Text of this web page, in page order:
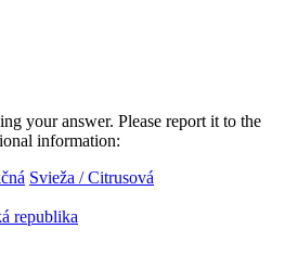
your answer. Please report it to the
information:
Svieža / Citrusová
republika